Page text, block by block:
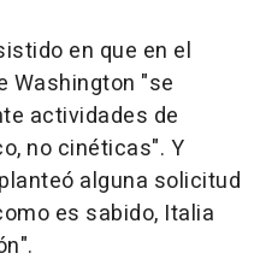
en que en el
Washington "se
actividades de
no cinéticas". Y
alguna solicitud
es sabido, Italia